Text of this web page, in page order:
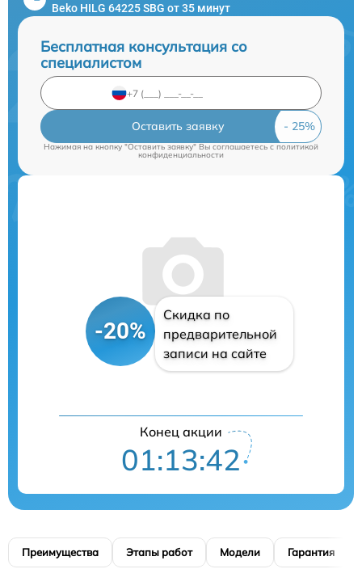
Beko HILG 64225 SBG от 35 минут
Бесплатная консультация со
специалистом
Оставить заявку
Нажимая на кнопку "Оставить заявку" Вы соглашаетесь cполитикой
конфиденциальности
-20%
Скидка по
предварительной
записи на сайте
Конец акции
01:13:41
Преимущества Этапы работ Модели Гарантия